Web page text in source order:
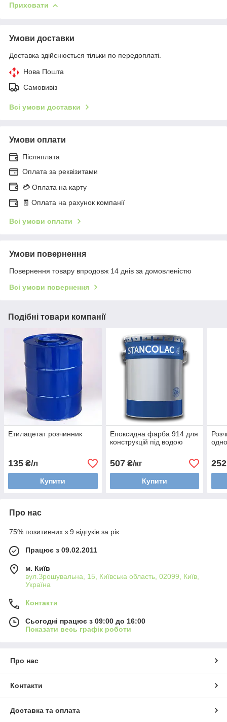
Приховати
Умови доставки
Доставка здійснюється тільки по передоплаті.
Нова Пошта
Самовивіз
Всі умови доставки
Умови оплати
Післяплата
Оплата за реквізитами
💳 Оплата на карту
🧾 Оплата на рахунок компанії
Всі умови оплати
Умови повернення
Повернення товару впродовж 14 днів за домовленістю
Всі умови повернення
Подібні товари компанії
Етилацетат розчинник
135 ₴/л
Купити
Епоксидна фарба 914 для
конструкцій під водою
507₴/кг
Купити
252
Про нас
75% позитивних з 9 відгуків за рік
Працює з 09.02.2011
м. Київ
вул.Зрошувальна, 15, Київська область, 02099, Київ,
Україна
Контакти
Сьогодні працює з 09:00 до 16:00
Показати весь графік роботи
Про нас
Контакти
Доставка та оплата